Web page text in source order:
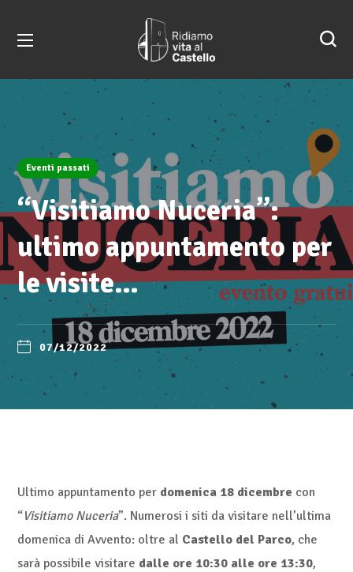
Eventi passati
“Visitiamo Nuceria”:
ultimo appuntamento per
le visite…
07/12/2022
Ultimo appuntamento per domenica 18 dicembre con
“Visitiamo Nuceria”. Numerosi i siti da visitare nell’ultima
domenica di Avvento: oltre al Castello del Parco, che
sarà possibile visitare dalle ore 10:30 alle ore 13:30,